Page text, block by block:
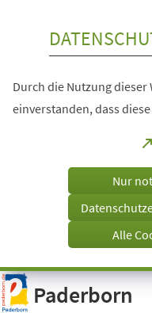
Visuelle
Assistenzsoftware
öffnen.
Durch die Nutzung
einverstanden, dass
Nur
Alle
Paderborn